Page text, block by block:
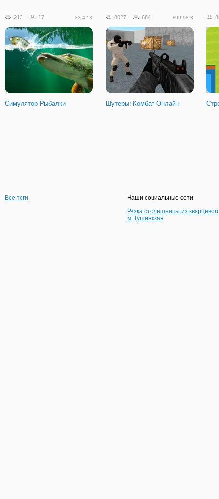
213 17 33.42 K
Симулятор Рыбалки
8027 684 899.98 K
Шутеры: Комбат Онлайн
Все теги
Наши социальные сети
Резка столешницы из
м. Тушинская